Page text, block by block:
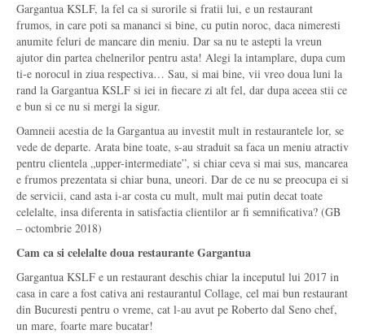
Gargantua KSLF, la fel ca si surorile si fratii lui, e un restaurant
frumos, in care poti sa mananci si bine, cu putin noroc, daca nimeresti
anumite feluri de mancare din meniu. Dar sa nu te astepti la vreun
ajutor din partea chelnerilor pentru asta! Alegi la intamplare, dupa cum
ti-e norocul in ziua respectiva… Sau, si mai bine, vii vreo doua luni la
rand la Gargantua KSLF si iei in fiecare zi alt fel, dar dupa aceea stii ce
e bun si ce nu si mergi la sigur.
Oamneii acestia de la Gargantua au investit mult in restaurantele lor, se
vede de departe. Arata bine toate, s-au straduit sa faca un meniu atractiv
pentru clientela „upper-intermediate”, si chiar ceva si mai sus, mancarea
e frumos prezentata si chiar buna, uneori. Dar de ce nu se preocupa ei si
de servicii, cand asta i-ar costa cu mult, mult mai putin decat toate
celelalte, insa diferenta in satisfactia clientilor ar fi semnificativa? (GB
– octombrie 2018)
Cam ca si celelalte doua restaurante Gargantua
Gargantua KSLF e un restaurant deschis chiar la inceputul lui 2017 in
casa in care a fost cativa ani restaurantul Collage, cel mai bun restaurant
din Bucuresti pentru o vreme, cat l-au avut pe Roberto dal Seno chef,
un mare, foarte mare bucatar!